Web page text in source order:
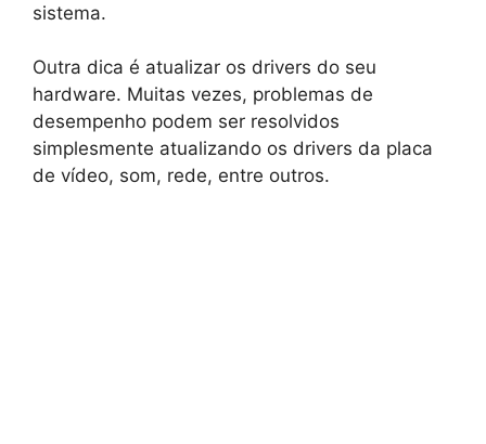
sistema.
Outra dica é atualizar os drivers do seu
hardware. Muitas vezes, problemas de
desempenho podem ser resolvidos
simplesmente atualizando os drivers da placa
de vídeo, som, rede, entre outros.